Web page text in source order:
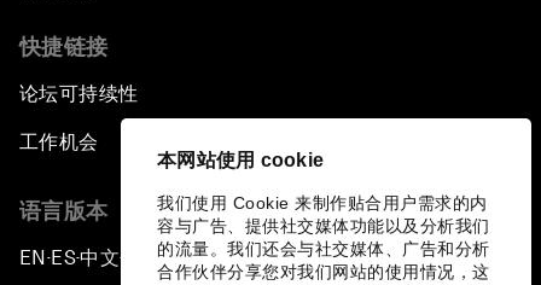
本网站使用 cookie
我们使用 Cookie 来制作贴合用户需求的内
容与广告、提供社交媒体功能以及分析我们
的流量。我们还会与社交媒体、广告和分析
合作伙伴分享您对我们网站的使用情况，这
快捷链接
论坛可持续性
工作机会
语言版本
EN ▪ES▪中文▪ 日本語